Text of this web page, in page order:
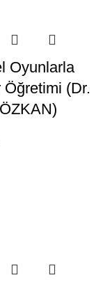
Oyunlarla
Öğretimi (Dr.